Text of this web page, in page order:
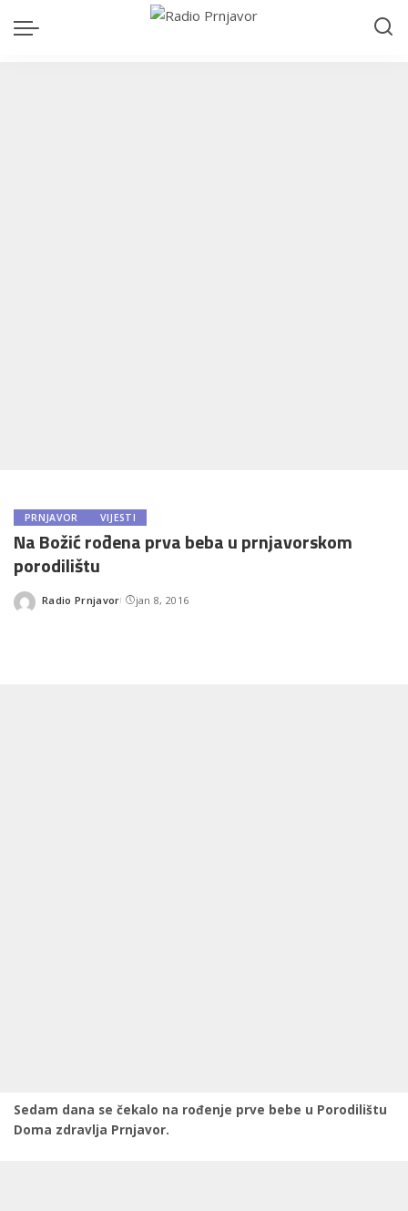
PRNJAVOR VIJESTI
Na Božić rođena prva beba u prnjavorskom
porodilištu
Posted
Radio Prnjavor jan 8, 2016
Sedam dana se čekalo na rođenje prve bebe u Porodilištu
Doma zdravlja Prnjavor.